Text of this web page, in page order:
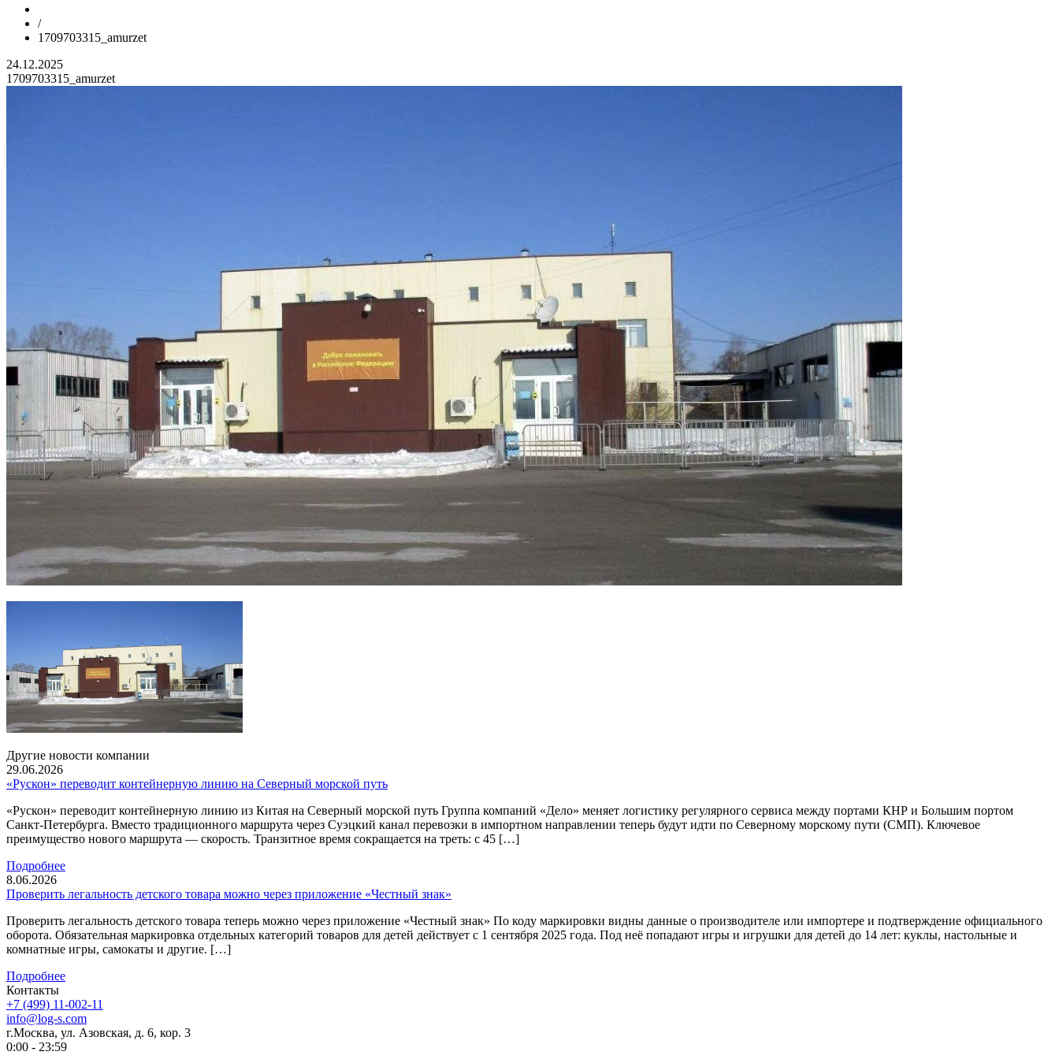
/
1709703315_amurzet
24.12.2025
1709703315_amurzet
Другие новости компании
29.06.2026
«Рускон» переводит контейнерную линию на Северный морской путь
«Рускон» переводит контейнерную линию из Китая на Северный морской путь Группа компаний «Дело» меняет логистику регулярного сервиса между портами КНР и Большим портом
Санкт-Петербурга. Вместо традиционного маршрута через Суэцкий канал перевозки в импортном направлении теперь будут идти по Северному морскому пути (СМП). Ключевое
преимущество нового маршрута — скорость. Транзитное время сокращается на треть: с 45 […]
Подробнее
8.06.2026
Проверить легальность детского товара можно через приложение «Честный знак»
Проверить легальность детского товара теперь можно через приложение «Честный знак» По коду маркировки видны данные о производителе или импортере и подтверждение официального
оборота. Обязательная маркировка отдельных категорий товаров для детей действует с 1 сентября 2025 года. Под неё попадают игры и игрушки для детей до 14 лет: куклы, настольные и
комнатные игры, самокаты и другие. […]
Подробнее
Контакты
+7 (499) 11-002-11
info@log-s.com
г.Москва, ул. Азовская, д. 6, кор. 3
0:00 - 23:59